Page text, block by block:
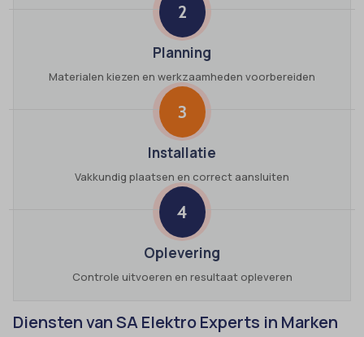
2
Planning
Materialen kiezen en werkzaamheden voorbereiden
3
Installatie
Vakkundig plaatsen en correct aansluiten
4
Oplevering
Controle uitvoeren en resultaat opleveren
Diensten van SA Elektro Experts in Marken